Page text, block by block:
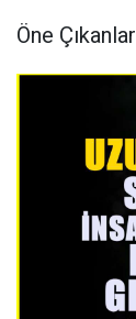
Öne Çıkanlar